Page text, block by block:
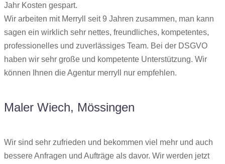
Jahr Kosten gespart.
Wir arbeiten mit Merryll seit 9 Jahren zusammen, man kann
sagen ein wirklich sehr nettes, freundliches, kompetentes,
professionelles und zuverlässiges Team. Bei der DSGVO
haben wir sehr große und kompetente Unterstützung. Wir
können Ihnen die Agentur merryll nur empfehlen.
Maler Wiech, Mössingen
Wir sind sehr zufrieden und bekommen viel mehr und auch
bessere Anfragen und Aufträge als davor. Wir werden jetzt